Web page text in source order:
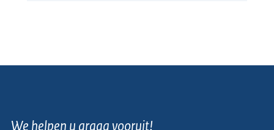
We helpen u graag vooruit!